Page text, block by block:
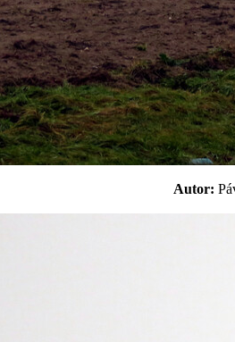
Autor: